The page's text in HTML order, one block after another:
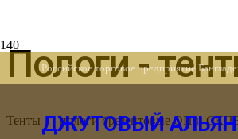
Российское торговое предприятие
ДЖУТОВЫЙ
Пологи -
Тенты — пологи брезентовые ОП и